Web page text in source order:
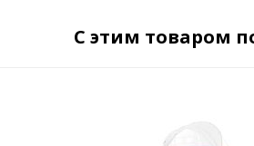
С этим товаром